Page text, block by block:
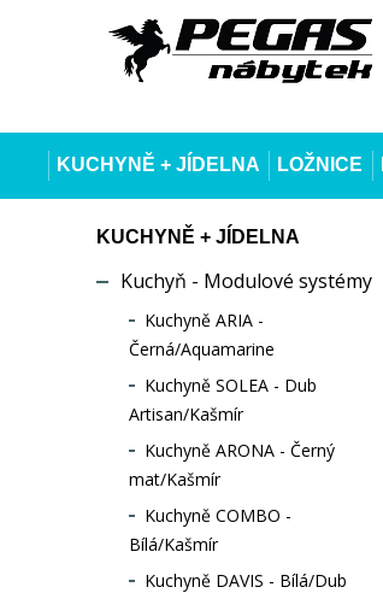
KUCHYNĚ + JÍDELNA LOŽNICE
KUCHYNĚ + JÍDELNA
Kuchyň - Modulové systémy
Kuchyně ARIA -
Černá/Aquamarine
Kuchyně SOLEA - Dub
Artisan/Kašmír
Kuchyně ARONA - Černý
mat/Kašmír
Kuchyně COMBO -
Bílá/Kašmír
Kuchyně DAVIS - Bílá/Dub